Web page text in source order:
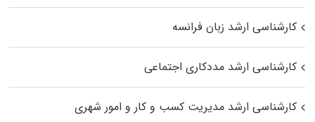
کارشناسی ارشد زبان فرانسه
کارشناسی ارشد مددکاری اجتماعی
کارشناسی ارشد مدیریت کسب و کار و امور شهری